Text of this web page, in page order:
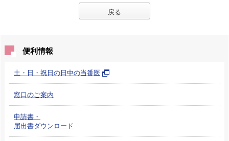
戻る
便利情報
土・日・祝日の日中の当番医
窓口のご案内
申請書・
届出書ダウンロード